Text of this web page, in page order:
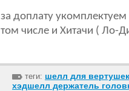
за доплату
том числе и Хитачи ( Ло-
теги: шелл для
хэдшелл держатель